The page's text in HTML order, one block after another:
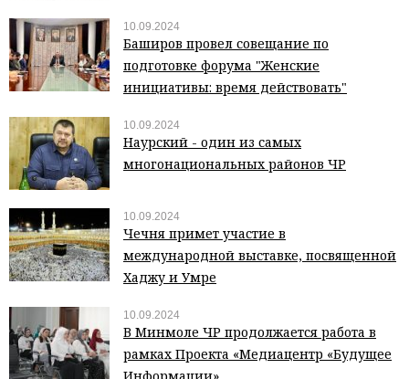
10.09.2024
Баширов провел совещание по
подготовке форума "Женские
инициативы: время действовать"
10.09.2024
Наурский - один из самых
многонациональных районов ЧР
10.09.2024
Чечня примет участие в
международной выставке, посвященной
Хаджу и Умре
10.09.2024
В Минмоле ЧР продолжается работа в
рамках Проекта «Медиацентр «Будущее